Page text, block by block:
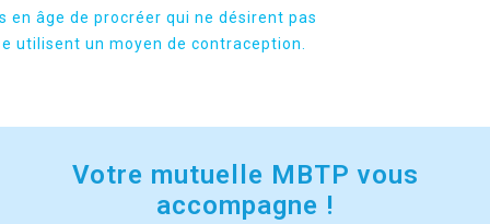
en âge de procréer qui ne désirent pas
utilisent un moyen de contraception.
Votre mutuelle MBTP vous
accompagne !